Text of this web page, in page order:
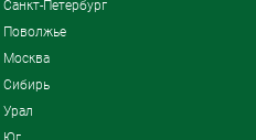
Санкт-Петербург
Поволжье
Москва
Сибирь
Урал